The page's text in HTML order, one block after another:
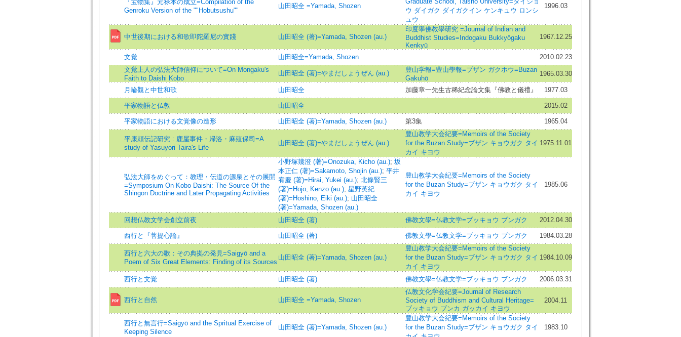
『宝物集』元禄本の成立=Compilation of the
Genroku Version of the ""Hobutsushu""
山田昭全 =Yamada, Shozen
ウ ダイガク ダイガクイン ケンキュウ ロンシ
ュウ
1996.03
中世後期における和歌即陀羅尼の實踐 山田昭全 (著)=Yamada, Shozen (au.)
印度學佛教學研究 =Journal of Indian and
Buddhist Studies=Indogaku Bukkyōgaku
Kenkyū
1967.12.25
文覚 山田昭全=Yamada, Shozen
2010.02.23
文覚上人の弘法大師信仰について=On Mongaku's
Faith to Daishi Kobo
山田昭全 (著)=やまだしょうぜん (au.)
豊山学報=豊山學報=ブザン ガクホウ=Buzan
Gakuhō
1965.03.30
月輪觀と中世和歌 山田昭全 加藤章一先生古稀紀念論文集『佛教と儀禮』 1977.03
平家物語と仏教 山田昭全 2015.02
平家物語における文覚像の造形 山田昭全 (著)=Yamada, Shozen (au.) 第3集 1965.04
平康頼伝記研究 : 鹿屋事件・帰洛・麻殖保司=A
study of Yasuyori Taira's Life
山田昭全 (著)=やまだしょうぜん (au.)
豊山教学大会紀要=Memoirs of the Society
for the Buzan Study=ブザン キョウガク タイ
カイ キヨウ
1975.11.01
弘法大師をめぐって：教理・伝道の源泉とその展開
=Symposium On Kobo Daishi: The Source Of the
Shingon Doctrine and Later Propagating Activities
小野塚幾澄 (著)=Onozuka, Kicho (au.); 坂
本正仁 (著)=Sakamoto, Shojin (au.); 平井
宥慶 (著)=Hirai, Yukei (au.); 北條賢三
(著)=Hojo, Kenzo (au.); 星野英紀
(著)=Hoshino, Eiki (au.); 山田昭全
(著)=Yamada, Shozen (au.)
豊山教学大会紀要=Memoirs of the Society
for the Buzan Study=ブザン キョウガク タイ
カイ キヨウ
1985.06
回想仏教文学会創立前夜 山田昭全 (著) 佛教文學=仏教文学=ブッキョウ ブンガク 2012.04.30
西行と『菩提心論』 山田昭全 (著) 佛教文學=仏教文学=ブッキョウ ブンガク 1984.03.28
西行と六大の歌：その典拠の発見=Saigyō and a
Poem of Six Great Elements: Finding of its Sources
山田昭全 (著)=Yamada, Shozen (au.)
豊山教学大会紀要=Memoirs of the Society
for the Buzan Study=ブザン キョウガク タイ
カイ キヨウ
1984.10.09
西行と文覚 山田昭全 (著) 佛教文學=仏教文学=ブッキョウ ブンガク 2006.03.31
西行と自然 山田昭全 =Yamada, Shozen
仏教文化学会紀要=Journal of Research
Society of Buddhism and Cultural Heritage=
ブッキョウ ブンカ ガッカイ キヨウ
2004.11
西行と無言行=Saigyō and the Spritual Exercise of
Keeping Silence
山田昭全 (著)=Yamada, Shozen (au.)
豊山教学大会紀要=Memoirs of the Society
for the Buzan Study=ブザン キョウガク タイ
1983.10